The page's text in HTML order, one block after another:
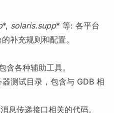
*, solaris.supp* 等: 各平台
补充规则和配置。
含各种辅助工具。
测试目录，包含与 GDB 相
息传递接口相关的代码。